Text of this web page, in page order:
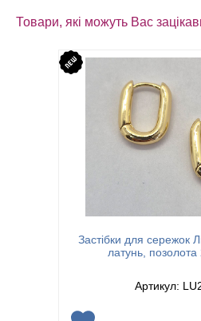
Товари, які можуть Вас
Застібки для сережок
латунь,
Артикул: